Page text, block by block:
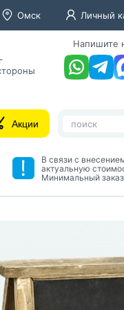
Омск Личный
Напишите
Акции
В связи с
актуальную
Минимальный